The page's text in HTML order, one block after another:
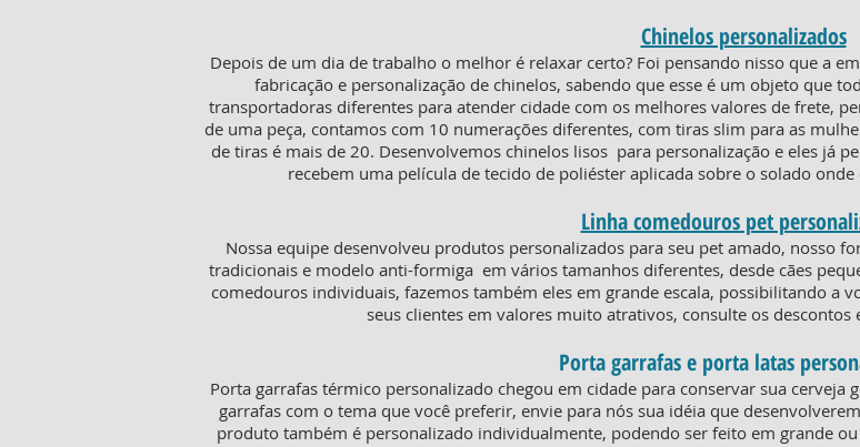
Chinelos personalizados
Depois de um dia de trabalho o melhor é relaxar certo? Foi pensando nisso que a
fabricação e personalização de chinelos, sabendo que esse é um objeto que
transportadoras diferentes para atender cidade com os melhores valores de frete,
de uma peça, contamos com 10 numerações diferentes, com tiras slim para as
de tiras é mais de 20. Desenvolvemos chinelos lisos para personalização e eles já
recebem uma película de tecido de poliéster aplicada sobre o solado
Linha comedouros pet
Nossa equipe desenvolveu produtos personalizados para seu pet amado, nosso
tradicionais e modelo anti-formiga em vários tamanhos diferentes, desde cães
comedouros individuais, fazemos também eles em grande escala, possibilitando a
seus clientes em valores muito atrativos, consulte os descontos
Porta garrafas e porta latas
Porta garrafas térmico personalizado chegou em cidade para conservar sua
garrafas com o tema que você preferir, envie para nós sua idéia que
produto também é personalizado individualmente, podendo ser feito em grande